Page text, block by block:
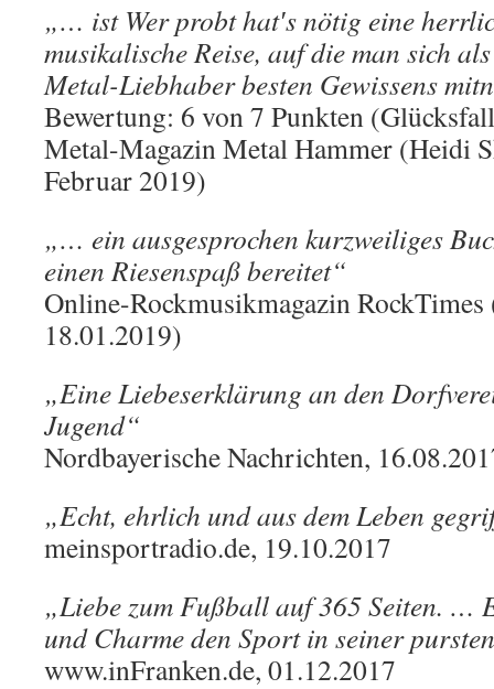
„… ist Wer probt hat′s nötig eine
musikalische Reise, auf die man sich
Metal-Liebhaber besten Gewissens
Bewertung: 6 von 7 Punkten
Metal-Magazin Metal Hammer (Heidi
Februar 2019)
„… ein ausgesprochen kurzweiliges
einen Riesenspaß bereitet“
Online-Rockmusikmagazin
18.01.2019)
„Eine Liebeserklärung an den
Jugend“
Nordbayerische Nachrichten,
„Echt, ehrlich und aus dem Leben
meinsportradio.de, 19.10.2017
„Liebe zum Fußball auf 365 Seiten. …
und Charme den Sport in seiner
www.inFranken.de, 01.12.2017